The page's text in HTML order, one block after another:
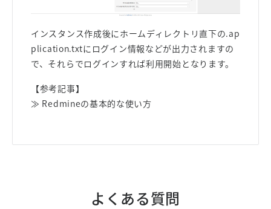
インスタンス作成後にホームディレクトリ直下の.ap
plication.txtにログイン情報などが出力されますの
で、それらでログインすれば利用開始となります。
【参考記事】
≫ Redmineの基本的な使い方
よくある質問